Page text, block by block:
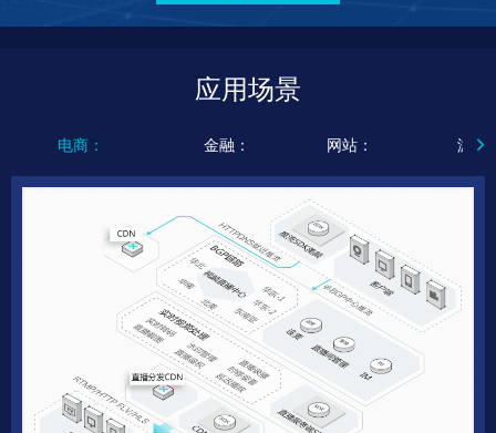
应用场景
电商：
高并发、高性能场景
金融：
安全容灾场景
网站：
高性价比场景
游戏
行业高可